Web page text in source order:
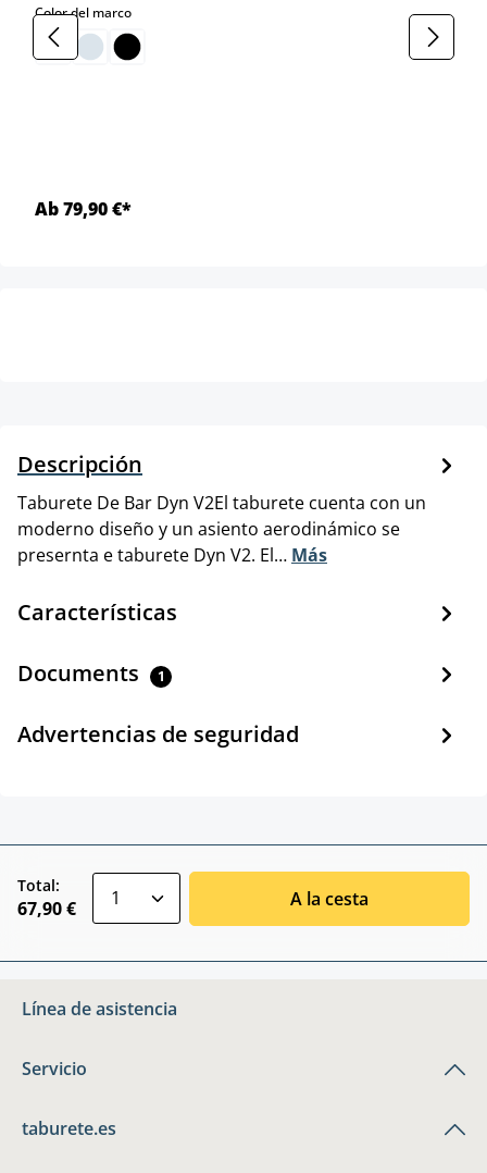
Color del marcoselect
Ab 79,90 €*
Descripción
Taburete De Bar Dyn V2El taburete cuenta con un
moderno diseño y un asiento aerodinámico se
presernta e taburete Dyn V2. El… Más
Características
Documents 1
Advertencias de seguridad
Total:
67,90 € A la cesta
Línea de asistencia
Servicio
taburete.es